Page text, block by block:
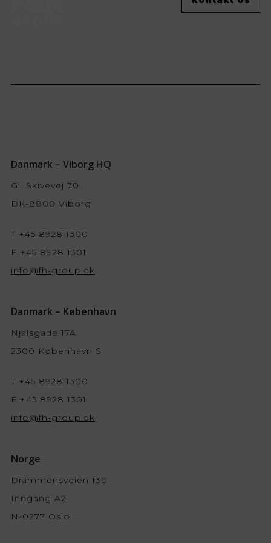
Danmark – Viborg HQ
Gl. Skivevej 70
DK-8800 Viborg
T +45 8928 1300
F +45 8928 1301
info@fh-group.dk
Danmark – København
Njalsgade 17A,
2300 København S
T +45 8928 1300
F +45 8928 1301
info@fh-group.dk
Norge
Drammensveien 130
Inngang A2
N-0277 Oslo